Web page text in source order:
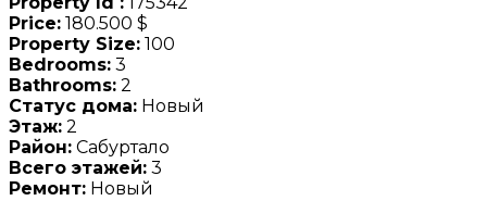
Price: 180.500 $
Property Size: 100
Bedrooms: 3
Bathrooms: 2
Статус дома: Новый
Этаж: 2
Район: Сабуртало
Всего этажей: 3
Ремонт: Новый